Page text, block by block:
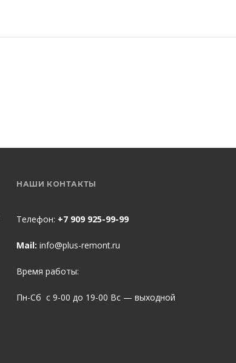
НАШИ КОНТАКТЫ
Телефон: +7 909 925-99-99
Mail: info@plus-remont.ru
Время работы:
Пн-Сб с 9-00 до 19-00 Вс — выходной